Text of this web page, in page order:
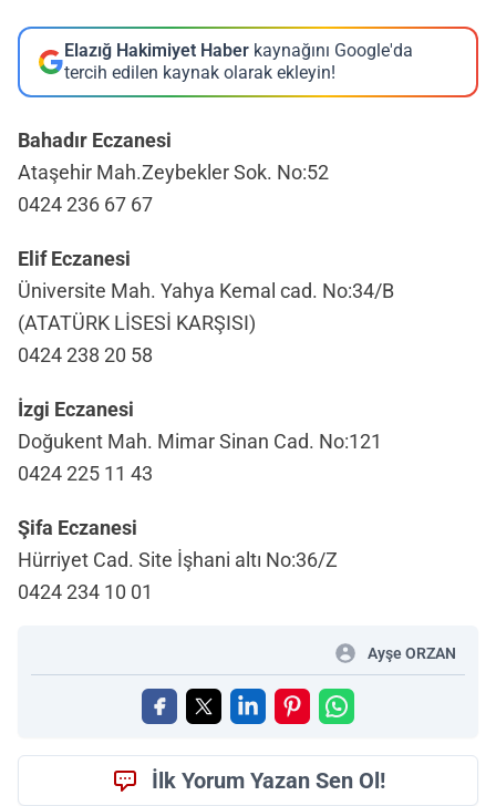
Elazığ Hakimiyet Haber kaynağını Google'da
tercih edilen kaynak olarak ekleyin!
Bahadır Eczanesi
Ataşehir Mah.Zeybekler Sok. No:52
0424 236 67 67
Elif Eczanesi
Üniversite Mah. Yahya Kemal cad. No:34/B
(ATATÜRK LİSESİ KARŞISI)
0424 238 20 58
İzgi Eczanesi
Doğukent Mah. Mimar Sinan Cad. No:121
0424 225 11 43
Şifa Eczanesi
Hürriyet Cad. Site İşhani altı No:36/Z
0424 234 10 01
Ayşe ORZAN
İlk Yorum Yazan Sen Ol!